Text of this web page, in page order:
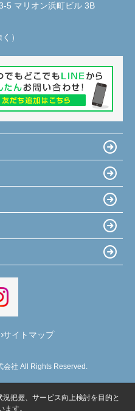
5 マリオン浜町ビル 3B
）
サイトマップ
会社 All Rights Reserved.
把握、サービス向上検討を目的と
す。